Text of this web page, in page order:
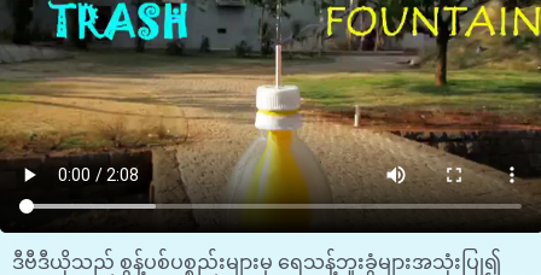
ဒီဗီဒီယိုသည် စွန့်ပစ်ပစ္စည်းများမှ ရေသန့်ဘူးခွံများအသုံးပြု၍